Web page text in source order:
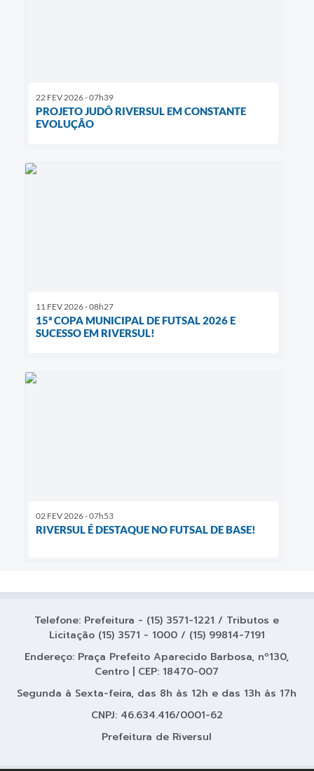
22 FEV 2026 - 07h39
PROJETO JUDÔ RIVERSUL EM CONSTANTE
EVOLUÇÃO
11 FEV 2026 - 08h27
15ª COPA MUNICIPAL DE FUTSAL 2026 E
SUCESSO EM RIVERSUL!
02 FEV 2026 - 07h53
RIVERSUL É DESTAQUE NO FUTSAL DE BASE!
Telefone: Prefeitura - (15) 3571-1221 / Tributos e
Licitação (15) 3571 - 1000 / (15) 99814-7191
Endereço: Praça Prefeito Aparecido Barbosa, nº130,
Centro | CEP: 18470-007
Segunda à Sexta-feira, das 8h às 12h e das 13h às 17h
CNPJ: 46.634.416/0001-62
Prefeitura de Riversul